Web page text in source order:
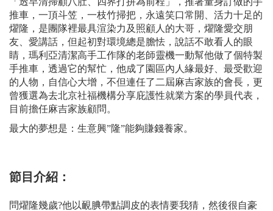
推車，一頂斗笠，一枝竹掃把，永遠笑口常開、活力十足的
燿隆，是團隊裡最具渲染力及照顧人的大哥，燿隆愛交朋
友、愛講話，但起初對環境總是膽怯，說話不敢看人的眼
睛，瑪利亞清潔高手工作隊的老師靈機一動幫他做了個特製
手推車，透過它的幫忙，他成了園區內人緣最好、最受歡迎
的人物，自信心大增，不但連任了二屆麻吉家族的會長，更
曾獲選為去北京社福機構分享庇護性就業方案的學員代表，
目前擔任麻吉家族顧問。
最大的夢想是：生意興”隆”能夠賺錢養家。
節目介紹：
問燿隆幾歲?他以靦腆帶點調皮的表情要我猜，然後很自豪